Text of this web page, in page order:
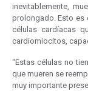
inevitablemente,
prolongado. Esto es
células cardíacas
cardiomiocitos,
“Estas células no
que mueren se
muy importante